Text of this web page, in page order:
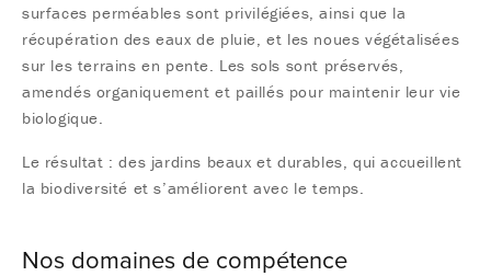
surfaces perméables sont privilégiées, ainsi que la
récupération des eaux de pluie, et les noues végétalisées
sur les terrains en pente. Les sols sont préservés,
amendés organiquement et paillés pour maintenir leur vie
biologique.
Le résultat : des jardins beaux et durables, qui accueillent
la biodiversité et s’améliorent avec le temps.
Nos domaines de compétence